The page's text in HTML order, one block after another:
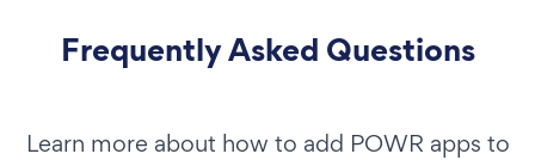
Frequently Asked Questions
Learn more about how to add POWR apps to